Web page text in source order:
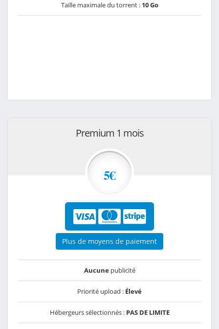
Taille maximale du torrent : 10 Go
Premium 1 mois
5€
Plus de moyens de paiement
Aucunepublicité
Priorité upload : Élevé
Hébergeurs sélectionnés : PAS DE LIMITE